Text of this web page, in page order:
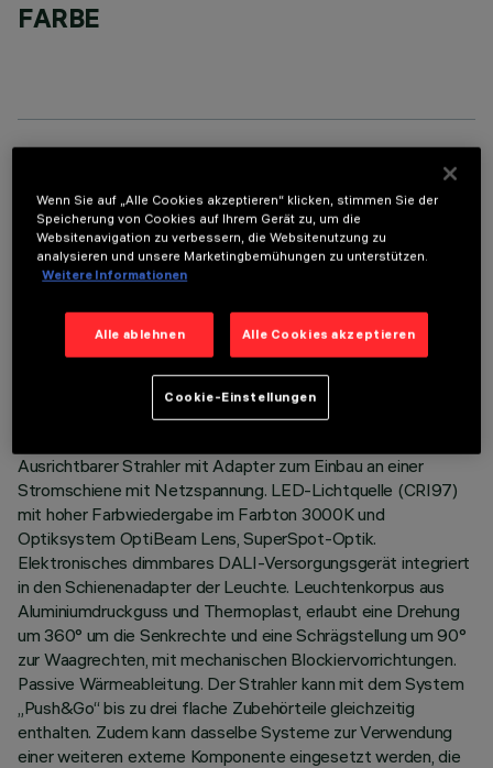
FARBE
TECHNISCHE DATEN
Ausrichtbarer Strahler mit Adapter zum Einbau an einer
Stromschiene mit Netzspannung. LED-Lichtquelle (CRI97)
mit hoher Farbwiedergabe im Farbton 3000K und
Optiksystem OptiBeam Lens, SuperSpot-Optik.
Elektronisches dimmbares DALI-Versorgungsgerät integriert
in den Schienenadapter der Leuchte. Leuchtenkorpus aus
Aluminiumdruckguss und Thermoplast, erlaubt eine Drehung
um 360° um die Senkrechte und eine Schrägstellung um 90°
zur Waagrechten, mit mechanischen Blockiervorrichtungen.
Passive Wärmeableitung. Der Strahler kann mit dem System
„Push&Go“ bis zu drei flache Zubehörteile gleichzeitig
enthalten. Zudem kann dasselbe Systeme zur Verwendung
einer weiteren externe Komponente eingesetzt werden, die
Wenn Sie auf „Alle Cookies akzeptieren“ klicken, stimmen Sie der
Speicherung von Cookies auf Ihrem Gerät zu, um die
Websitenavigation zu verbessern, die Websitenutzung zu
analysieren und unsere Marketingbemühungen zu unterstützen.
Weitere Informationen
Alle ablehnen Alle Cookies akzeptieren
Cookie-Einstellungen